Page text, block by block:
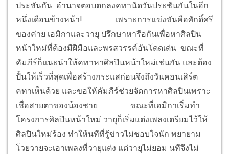
ประชันกัน อำนาจตอบตกลงคทานัดวันประชันกันในอีก
หนึ่งเดือนข้างหน้า!
เพราะการแข่งขันคือศักดิ์ศรี
ของค่าย เอมิกาและวายุ ปรึกษาหารือกันเพื่อหาศิลปิน
หน้าใหม่ที่ต้องมีฝีมือและพรสวรรค์อันโดดเด่น ขณะที่
คัมภีร์ก็แนะนำให้คทาหาศิลปินหน้าใหม่เช่นกัน และต้อง
ปั้นให้เร็วที่สุดเพื่อสร้างกระแสก่อนจึงถึงวันคอนเสิร์ต
คทาเห็นด้วย และขอให้คัมภีร์ช่วยจัดการหาศิลปินเพราะ
เชื่อสายตาของน้องชาย
ขณะที่เอมิกาเริ่มทำ
โครงการศิลปินหน้าใหม่ วายุก็เริ่มแต่งเพลงเตรียมไว้ให้
ศิลปินใหม่ร้อง ทำให้นทีที่รู้ข่าวไม่ชอบใจนัก พยายาม
โวยวายจะเอาเพลงที่วายุแต่ง แต่วายุไม่ยอม นทีจึงไม่